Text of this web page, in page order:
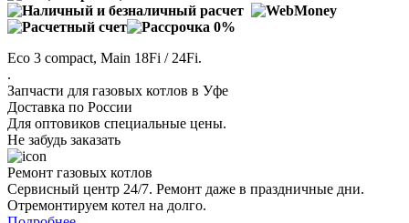
Eco 3 compact, Main 18Fi / 24Fi.
.
Запчасти для газовых котлов в Уфе
Доставка по России
Для оптовиков специальные цены.
Не забудь заказать
Ремонт газовых котлов
Сервисный центр 24/7. Ремонт даже в праздничные дни.
Отремонтируем котел на долго.